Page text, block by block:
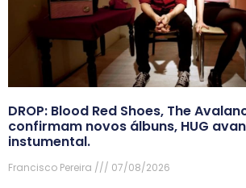
DROP: Blood Red Shoes, The
confirmam novos álbuns, HUG
instumental.
Francisco Pereira 07/08/2026